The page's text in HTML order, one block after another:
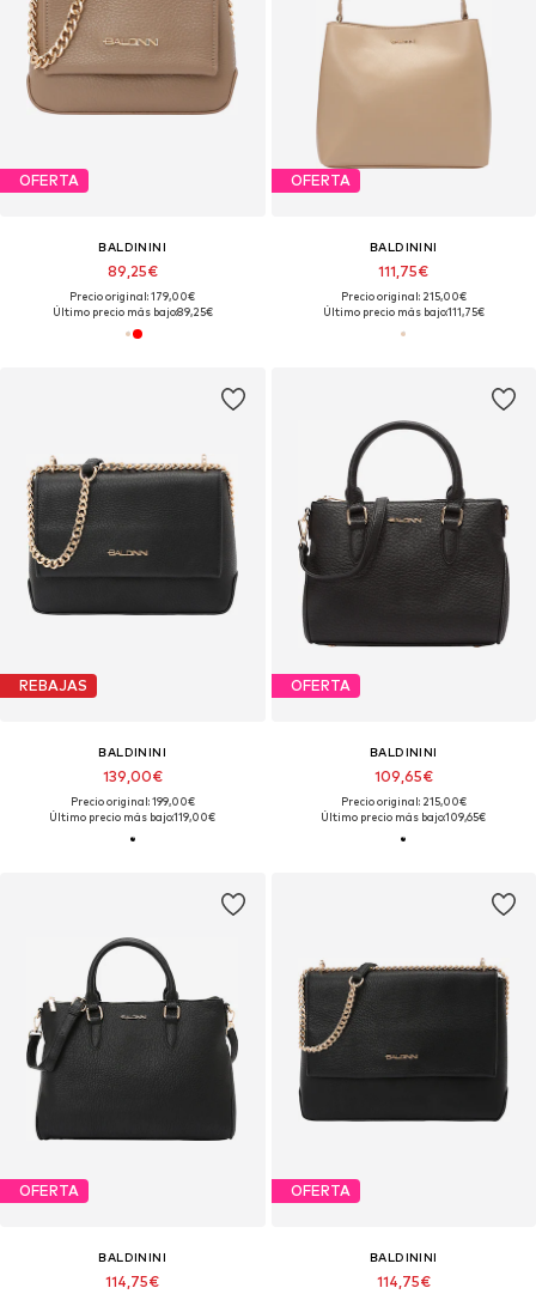
OFERTA
BALDININI
89,25€
Precio original: 179,00€
Último precio más bajo:89,25€
OFERTA
BALDININI
111,75€
Precio original: 215,00€
Último precio más bajo:111,75€
REBAJAS
BALDININI
139,00€
Precio original: 199,00€
Último precio más bajo:119,00€
OFERTA
BALDININI
109,65€
Precio original: 215,00€
Último precio más bajo:109,65€
OFERTA
BALDININI
114,75€
OFERTA
BALDININI
114,75€